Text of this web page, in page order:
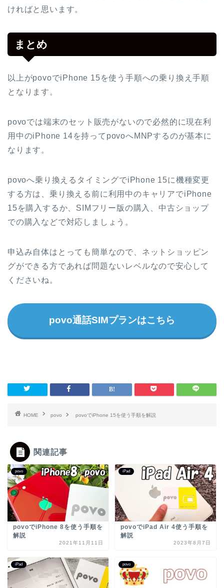
ければと思います。
まとめ
以上がpovoでiPhone 15を使う手順への乗り換え手順
となります。
povoでは端末のセット販売がないので必然的に現在利
用中のiPhone 14を持ってpovoへMNPするのが基本に
なります。
povoへ乗り換えるタイミングでiPhone 15に機種変更
する方は、乗り換える前に利用中のキャリアでiPhone
15を購入するか、SIMフリー版の購入、中古ショップ
での購入などで対応しましょう。
申込み自体はとっても簡単なので、ネットショッピン
グができる方であれば問題ないレベルなので安心して
くださいね。
povo通話SIMプランはこちら
HOME povo povoでiPhone 15を使う手順を解説
関連記事
povo
povoでiPhone 8を使う手順を
解説
2021年11月11日
iPad
povoでiPad Air 4使う手順を
解説
2023年8月7日
iPad povo